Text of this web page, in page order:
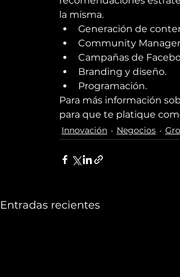
la misma.
Generación de
Community
Campañas de
Branding y diseño.
Programación.
Para más información
para que te platique
Innovación Negocios
Entradas recientes